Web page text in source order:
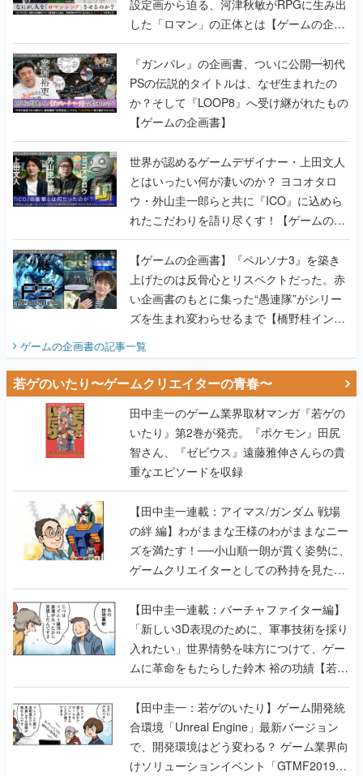
設定画から迫る、河津秋敏がRPGに生み出
した「ロマン」の正体とは【ゲームの企画
書】
『ガンパレ』の企画書、ついに公開━初代
PSの伝説的タイトルは、なぜ生まれたの
か？そして『LOOP8』へ受け継がれたもの
【ゲームの企画書】
世界が認めるゲームデザイナー・上田文人
とはいったい何が凄いのか？ ヨコオタロ
ウ・外山圭一郎らと共に『ICO』に込めら
れたこだわりを語り尽くす！【ゲームの企
画書】
【ゲームの企画書】『ペルソナ3』を築き
上げたのは反骨心とリスペクトだった。赤
い企画書のもとに集った“愚連隊”がシリー
ズを生まれ変わらせるまで【橋野桂インタ
ビュー】
ゲームの企画書の記事一覧
若ゲのいたり〜ゲームクリエイターの青春〜
田中圭一のゲーム業界取材マンガ『若ゲの
いたり』第2巻が発売。『ポケモン』田尻
智さん、『ゼビウス』遠藤雅伸さんらの貴
重なエピソードを収録
【田中圭一連載：アイマス/ガンダム 戦場
の絆 編】わがままな王様のわがままなニー
ズを満たす！──小山順一朗が貫く姿勢に、
ゲームクリエイターとしての矜持を見た
【若ゲのいたり最終回】
【田中圭一連載：バーチャファイター編】
「新しい3D表現のために、軍事技術を採り
入れたい」世界情勢を味方につけて、ゲー
ムに革命をもたらした鈴木 裕の功績【若ゲ
のいたり】
【田中圭一：若ゲのいたり】ゲーム開発統
合環境「Unreal Engine」最新バージョン
で、開発環境はどう変わる？ ゲーム業界向
けソリューションイベント「GTMF2019」